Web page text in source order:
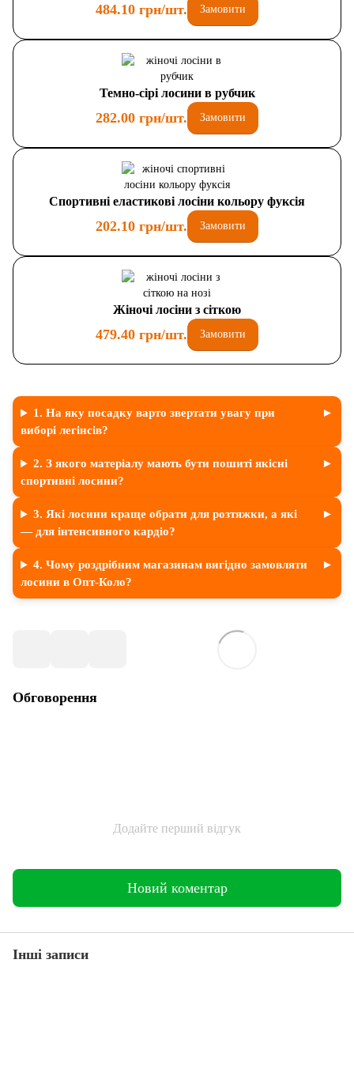
484.10 грн/шт. Замовити
Темно-сірі лосини в рубчик
282.00 грн/шт. Замовити
Спортивні еластикові лосіни кольору фуксія
202.10 грн/шт. Замовити
Жіночі лосіни з сіткою
479.40 грн/шт. Замовити
1. На яку посадку варто звертати увагу при
виборі легінсів?
2. З якого матеріалу мають бути пошиті якісні
спортивні лосини?
3. Які лосини краще обрати для розтяжки, а які
— для інтенсивного кардіо?
4. Чому роздрібним магазинам вигідно замовляти
лосини в Опт-Коло?
Обговорення
Додайте перший відгук
Новий коментар
Інші записи